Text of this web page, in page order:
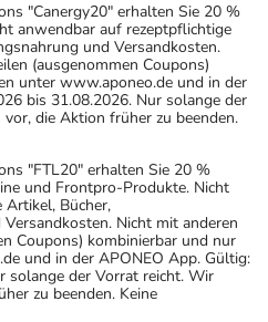
"Canergy20" erhalten Sie 20 %
anwendbar auf rezeptpflichtige
und Versandkosten.
(ausgenommen Coupons)
unter www.aponeo.de und in der
bis 31.08.2026. Nur solange der
die Aktion früher zu beenden.
"FTL20" erhalten Sie 20 %
und Frontpro-Produkte. Nicht
Bücher,
Nicht mit anderen
Coupons) kombinierbar und nur
und in der APONEO App. Gültig:
solange der Vorrat reicht. Wir
zu beenden. Keine